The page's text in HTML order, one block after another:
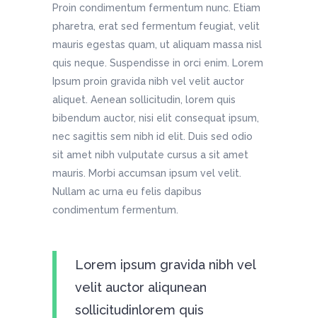
Proin condimentum fermentum nunc. Etiam
pharetra, erat sed fermentum feugiat, velit
mauris egestas quam, ut aliquam massa nisl
quis neque. Suspendisse in orci enim. Lorem
Ipsum proin gravida nibh vel velit auctor
aliquet. Aenean sollicitudin, lorem quis
bibendum auctor, nisi elit consequat ipsum,
nec sagittis sem nibh id elit. Duis sed odio
sit amet nibh vulputate cursus a sit amet
mauris. Morbi accumsan ipsum vel velit.
Nullam ac urna eu felis dapibus
condimentum fermentum.
Lorem ipsum gravida nibh vel
velit auctor aliqunean
sollicitudinlorem quis